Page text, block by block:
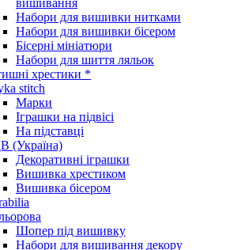
Набори для вишивки нитками
Набори для вишивки бісером
Бісерні мініатюри
Набори для шиття ляльок
хрестики *
stitch
Марки
Іграшки на підвісі
На підставці
(Україна)
Декоративні іграшки
Вишивка хрестиком
Вишивка бісером
Шопер під вишивку
Набори для вишивання декору